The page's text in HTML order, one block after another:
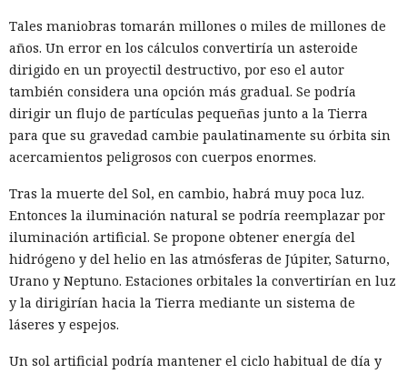
Tales maniobras tomarán millones o miles de millones de
años. Un error en los cálculos convertiría un asteroide
dirigido en un proyectil destructivo, por eso el autor
también considera una opción más gradual. Se podría
dirigir un flujo de partículas pequeñas junto a la Tierra
para que su gravedad cambie paulatinamente su órbita sin
acercamientos peligrosos con cuerpos enormes.
Tras la muerte del Sol, en cambio, habrá muy poca luz.
Entonces la iluminación natural se podría reemplazar por
iluminación artificial. Se propone obtener energía del
hidrógeno y del helio en las atmósferas de Júpiter, Saturno,
Urano y Neptuno. Estaciones orbitales la convertirían en luz
y la dirigirían hacia la Tierra mediante un sistema de
láseres y espejos.
Un sol artificial podría mantener el ciclo habitual de día y